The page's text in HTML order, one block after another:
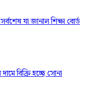
যা জানাল শিক্ষা বোর্ড
বিক্রি হচ্ছে সোনা